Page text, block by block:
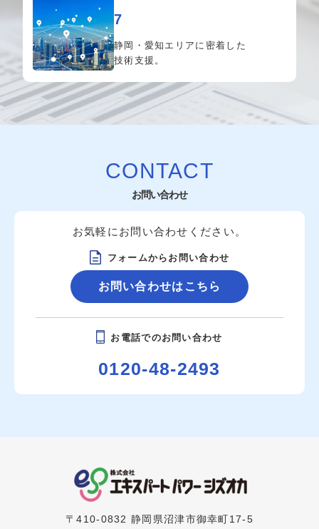
7
静岡・愛知エリアに密着 した
技術支援。
CONTACT
お問い合わせ
お気軽にお問い合わせください。
フォームからお問い合わせ
お問い合わせはこちら
お電話でのお問い合わせ
0120-48-2493
〒410-0832 静岡県沼津市御幸町17-5